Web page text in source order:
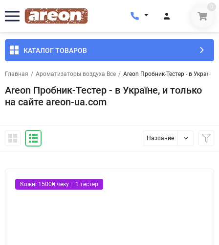
0
КАТАЛОГ ТОВАРОВ
Главная / Ароматизаторы воздуха Все / Areon Пробник-Тестер - в
Areon Пробник-Тестер - в Україне, и только
на сайте areon-ua.com
Название
Кожні 1500₴ чеку = 1 тестер